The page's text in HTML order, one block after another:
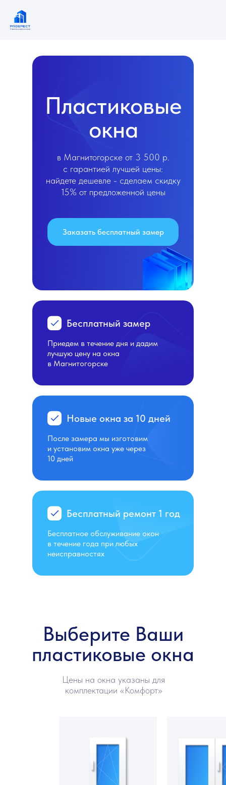
Бесплатный замер
Приедем в течение дня и дадим
лучшую цену на окна
в Магнитогорске
Новые окна за 10 дней
После замера мы изготовим
и установим окна уже через
10 дней
Бесплатный ремонт 1 год
Бесплатное обслуживание окон
в течение года при любых
неисправностях
Пластиковые
окна
в Магнитогорске от 3 500 р.
с гарантией лучшей цены:
найдете дешевле - сделаем скидку
15% от предложенной цены
Заказать бесплатный замер
Выберите Ваши
пластиковые окна
Цены на окна указаны для
комплектации «Комфорт»